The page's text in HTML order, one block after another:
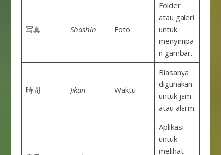
写真 Shashin Foto
Folder
atau galeri
untuk
menyimpa
n gambar.
時間 Jikan Waktu
Biasanya
digunakan
untuk jam
atau alarm.
Aplikasi
untuk
melihat